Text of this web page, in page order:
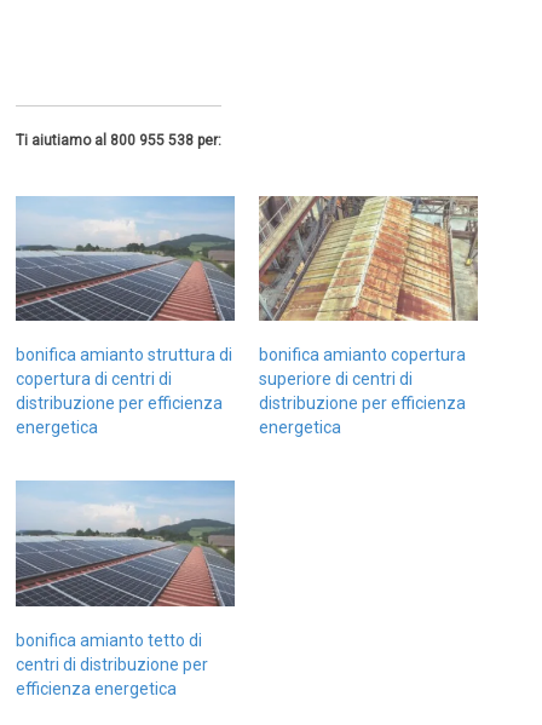
Ti aiutiamo al 800 955 538 per:
bonifica amianto struttura di
copertura di centri di
distribuzione per efficienza
energetica
bonifica amianto copertura
superiore di centri di
distribuzione per efficienza
energetica
bonifica amianto tetto di
centri di distribuzione per
efficienza energetica